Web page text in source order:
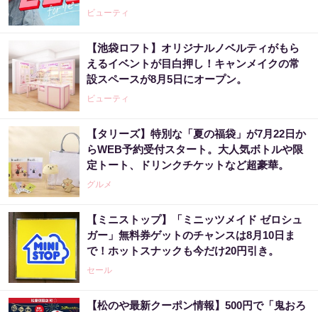
ビューティ
【池袋ロフト】オリジナルノベルティがもら
えるイベントが目白押し！キャンメイクの常
設スペースが8月5日にオープン。
ビューティ
【タリーズ】特別な「夏の福袋」が7月22日か
らWEB予約受付スタート。大人気ボトルや限
定トート、ドリンクチケットなど超豪華。
グルメ
【ミニストップ】「ミニッツメイド ゼロシュ
ガー」無料券ゲットのチャンスは8月10日ま
で！ホットスナックも今だけ20円引き。
セール
【松のや最新クーポン情報】500円で「鬼おろ